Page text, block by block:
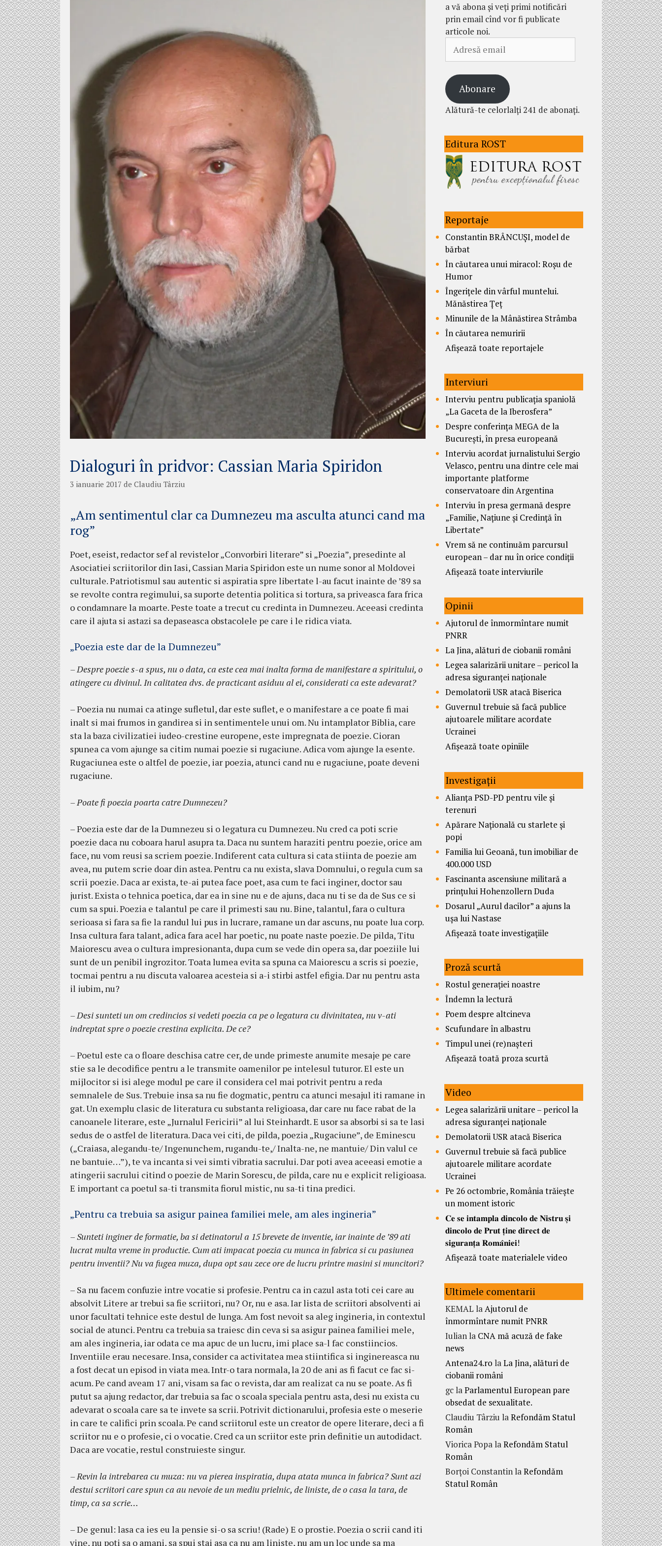
Dialoguri în pridvor: Cassian Maria Spiridon
3 ianuarie 2017 de Claudiu Târziu
„Am sentimentul clar ca Dumnezeu ma asculta atunci cand ma
rog”
Poet, eseist, redactor sef al revistelor „Convorbiri literare” si „Poezia”, presedinte al
Asociatiei scriitorilor din Iasi, Cassian Maria Spiridon este un nume sonor al Moldovei
culturale. Patriotismul sau autentic si aspiratia spre libertate l-au facut inainte de ’89 sa
se revolte contra regimului, sa suporte detentia politica si tortura, sa priveasca fara frica
o condamnare la moarte. Peste toate a trecut cu credinta in Dumnezeu. Aceeasi credinta
care il ajuta si astazi sa depaseasca obstacolele pe care i le ridica viata.
„Poezia este dar de la Dumnezeu”
– Despre poezie s-a spus, nu o data, ca este cea mai inalta forma de manifestare a spiritului, o
atingere cu divinul. In calitatea dvs. de practicant asiduu al ei, considerati ca este adevarat?
– Poezia nu numai ca atinge sufletul, dar este suflet, e o manifestare a ce poate fi mai
inalt si mai frumos in gandirea si in sentimentele unui om. Nu intamplator Biblia, care
sta la baza civilizatiei iudeo-crestine europene, este impregnata de poezie. Cioran
spunea ca vom ajunge sa citim numai poezie si rugaciune. Adica vom ajunge la esente.
Rugaciunea este o altfel de poezie, iar poezia, atunci cand nu e rugaciune, poate deveni
rugaciune.
– Poate fi poezia poarta catre Dumnezeu?
– Poezia este dar de la Dumnezeu si o legatura cu Dumnezeu. Nu cred ca poti scrie
poezie daca nu coboara harul asupra ta. Daca nu suntem haraziti pentru poezie, orice am
face, nu vom reusi sa scriem poezie. Indiferent cata cultura si cata stiinta de poezie am
avea, nu putem scrie doar din astea. Pentru ca nu exista, slava Domnului, o regula cum sa
scrii poezie. Daca ar exista, te-ai putea face poet, asa cum te faci inginer, doctor sau
jurist. Exista o tehnica poetica, dar ea in sine nu e de ajuns, daca nu ti se da de Sus ce si
cum sa spui. Poezia e talantul pe care il primesti sau nu. Bine, talantul, fara o cultura
serioasa si fara sa fie la randul lui pus in lucrare, ramane un dar ascuns, nu poate lua corp.
Insa cultura fara talant, adica fara acel har poetic, nu poate naste poezie. De pilda, Titu
Maiorescu avea o cultura impresionanta, dupa cum se vede din opera sa, dar poeziile lui
sunt de un penibil ingrozitor. Toata lumea evita sa spuna ca Maiorescu a scris si poezie,
tocmai pentru a nu discuta valoarea acesteia si a-i stirbi astfel efigia. Dar nu pentru asta
il iubim, nu?
– Desi sunteti un om credincios si vedeti poezia ca pe o legatura cu divinitatea, nu v-ati
indreptat spre o poezie crestina explicita. De ce?
– Poetul este ca o floare deschisa catre cer, de unde primeste anumite mesaje pe care
stie sa le decodifice pentru a le transmite oamenilor pe intelesul tuturor. El este un
mijlocitor si isi alege modul pe care il considera cel mai potrivit pentru a reda
semnalele de Sus. Trebuie insa sa nu fie dogmatic, pentru ca atunci mesajul iti ramane in
gat. Un exemplu clasic de literatura cu substanta religioasa, dar care nu face rabat de la
canoanele literare, este „Jurnalul Fericirii” al lui Steinhardt. E usor sa absorbi si sa te lasi
sedus de o astfel de literatura. Daca vei citi, de pilda, poezia „Rugaciune”, de Eminescu
(„Craiasa, alegandu-te/ Ingenunchem, rugandu-te,/ Inalta-ne, ne mantuie/ Din valul ce
ne bantuie…”), te va incanta si vei simti vibratia sacrului. Dar poti avea aceeasi emotie a
atingerii sacrului citind o poezie de Marin Sorescu, de pilda, care nu e explicit religioasa.
E important ca poetul sa-ti transmita fiorul mistic, nu sa-ti tina predici.
„Pentru ca trebuia sa asigur painea familiei mele, am ales ingineria”
– Sunteti inginer de formatie, ba si detinatorul a 15 brevete de inventie, iar inainte de ’89 ati
lucrat multa vreme in productie. Cum ati impacat poezia cu munca in fabrica si cu pasiunea
pentru inventii? Nu va fugea muza, dupa opt sau zece ore de lucru printre masini si muncitori?
– Sa nu facem confuzie intre vocatie si profesie. Pentru ca in cazul asta toti cei care au
absolvit Litere ar trebui sa fie scriitori, nu? Or, nu e asa. Iar lista de scriitori absolventi ai
unor facultati tehnice este destul de lunga. Am fost nevoit sa aleg ingineria, in contextul
social de atunci. Pentru ca trebuia sa traiesc din ceva si sa asigur painea familiei mele,
am ales ingineria, iar odata ce ma apuc de un lucru, imi place sa-l fac constiincios.
Inventiile erau necesare. Insa, consider ca activitatea mea stiintifica si inginereasca nu
a fost decat un episod in viata mea. Intr-o tara normala, la 20 de ani as fi facut ce fac si-
acum. Pe cand aveam 17 ani, visam sa fac o revista, dar am realizat ca nu se poate. As fi
putut sa ajung redactor, dar trebuia sa fac o scoala speciala pentru asta, desi nu exista cu
adevarat o scoala care sa te invete sa scrii. Potrivit dictionarului, profesia este o meserie
in care te califici prin scoala. Pe cand scriitorul este un creator de opere literare, deci a fi
scriitor nu e o profesie, ci o vocatie. Cred ca un scriitor este prin definitie un autodidact.
Daca are vocatie, restul construieste singur.
– Revin la intrebarea cu muza: nu va pierea inspiratia, dupa atata munca in fabrica? Sunt azi
destui scriitori care spun ca au nevoie de un mediu prielnic, de liniste, de o casa la tara, de
timp, ca sa scrie…
– De genul: lasa ca ies eu la pensie si-o sa scriu! (Rade) E o prostie. Poezia o scrii cand iti
vine, nu poti sa o amani, sa spui stai asa ca nu am liniste, nu am un loc unde sa ma
a vă abona și veți primi notificări
prin email cînd vor fi publicate
articole noi.
email
Abonare
Alătură-te celorlalți 241 de abonați.
Editura ROST
Reportaje
Constantin BRÂNCUȘI, model de
bărbat
În căutarea unui miracol: Roșu de
Humor
Îngerițele din vârful muntelui.
Mănăstirea Țeț
Minunile de la Mânăstirea Strâmba
În căutarea nemuririi
Afișează toate reportajele
Interviuri
Interviu pentru publicația spaniolă
„La Gaceta de la Iberosfera”
Despre conferința MEGA de la
București, în presa europeană
Interviu acordat jurnalistului Sergio
Velasco, pentru una dintre cele mai
importante platforme
conservatoare din Argentina
Interviu în presa germană despre
„Familie, Națiune și Credință în
Libertate”
Vrem să ne continuăm parcursul
european – dar nu în orice condiții
Afișează toate interviurile
Opinii
Ajutorul de înmormîntare numit
PNRR
La Jina, alături de ciobanii români
Legea salarizării unitare – pericol la
adresa siguranței naționale
Demolatorii USR atacă Biserica
Guvernul trebuie să facă publice
ajutoarele militare acordate
Ucrainei
Afișează toate opiniile
Investigații
Alianța PSD-PD pentru vile și
terenuri
Apărare Națională cu starlete și
popi
Familia lui Geoană, tun imobiliar de
400.000 USD
Fascinanta ascensiune militară a
prințului Hohenzollern Duda
Dosarul „Aurul dacilor” a ajuns la
ușa lui Nastase
Afișează toate investigațiile
Proză scurtă
Rostul generației noastre
Îndemn la lectură
Poem despre altcineva
Scufundare în albastru
Timpul unei (re)nașteri
Afișează toată proza scurtă
Video
Legea salarizării unitare – pericol la
adresa siguranței naționale
Demolatorii USR atacă Biserica
Guvernul trebuie să facă publice
ajutoarele militare acordate
Ucrainei
Pe 26 octombrie, România trăiește
un moment istoric
𝐂𝐞 𝐬𝐞 𝐢𝐧𝐭𝐚𝐦𝐩𝐥𝐚 𝐝𝐢𝐧𝐜𝐨𝐥𝐨 𝐝𝐞 𝐍𝐢𝐬𝐭𝐫𝐮 𝐬̦𝐢
𝐝𝐢𝐧𝐜𝐨𝐥𝐨 𝐝𝐞 𝐏𝐫𝐮𝐭 𝐭̦𝐢𝐧𝐞 𝐝𝐢𝐫𝐞𝐜𝐭 𝐝𝐞
𝐬𝐢𝐠𝐮𝐫𝐚𝐧𝐭̦𝐚 𝐑𝐨𝐦𝐚̂𝐧𝐢𝐞𝐢!
Afișează toate materialele video
Ultimele comentarii
KEMAL laAjutorul de
înmormîntare numit PNRR
Iulianla CNA mă acuză de fake
news
Antena24.ro laLa Jina, alături de
ciobanii români
gclaParlamentul European pare
obsedat de sexualitate.
Claudiu Târziu laRefondăm Statul
Român
Viorica PopalaRefondăm Statul
Român
Borțoi ConstantinlaRefondăm
Statul Român